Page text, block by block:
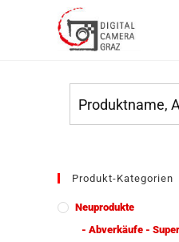
Produkt-Kategorien
Neuprodukte
- Abverkäufe -